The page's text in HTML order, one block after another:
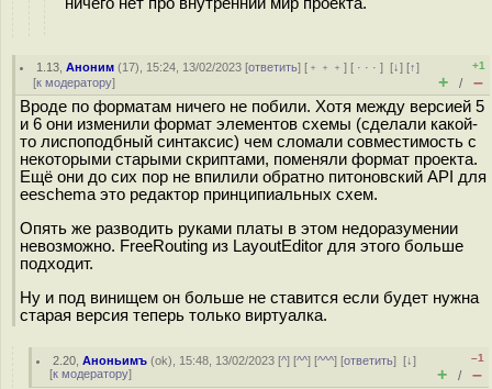
1.13 ,Аноним (17), 15:24, 13/02/2023 [ответить] [ ﹢﹢﹢] [ · · ·][↓] [↑]
[к модератору]
+1
+ / –
Вроде по форматам ничего не побили. Хотя между версией 5
и 6 они изменили формат элементов схемы (сделали какой-
то лиспоподбный синтаксис) чем сломали совместимость с
некоторыми старыми скриптами, поменяли формат проекта.
Ещё они до сих пор не впилили обратно питоновский API для
eeschema это редактор принципиальных схем.
Опять же разводить руками платы в этом недоразумении
невозможно. FreeRouting из LayoutEditor для этого больше
подходит.
Ну и под винищем он больше не ставится если будет нужна
старая версия теперь только виртуалка.
2.20 ,Аноньимъ (ok), 15:48, 13/02/2023 [^] [^^] [^^^] [ответить][↓]
[к модератору]
–1
+ / –